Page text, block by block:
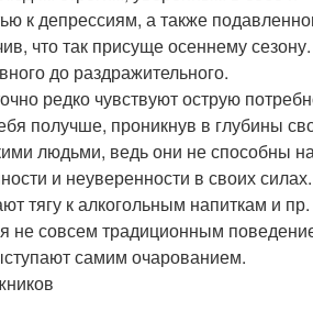
к депрессиям, а также
что так присуще осеннему сезону.
до раздражительного.
редко чувствуют острую
получше, проникнув в глубины
людьми, ведь они не способны
и неуверенности в своих
тягу к алкогольным напиткам и пр.
не совсем традиционным
самим очарованием.